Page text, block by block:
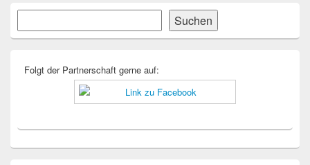
Primärer
Widgetbereich
Suchen
Folgt der Partnerschaft gerne auf: